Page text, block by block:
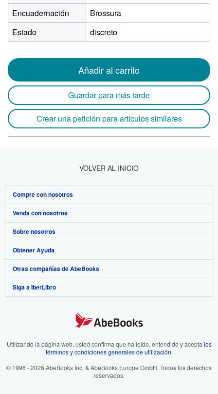
Encuadernación
Brossura
Estado
discreto
Añadir al carrito
Guardar para más tarde
Crear una petición para artículos similares
VOLVER AL INICIO
Compre con nosotros
Búsqueda avanzada
Colecciones
Mi cuenta
Mis pedidos
Ver carrito
Venda con nosotros
Comenzar a vender
Únase a nuestro programa de afiliados
Recomiende un vendedor
Sobre nosotros
Sobre IberLibro
Medios
Empleo
Preferencias de cookies
Aviso de cookies
Obtener Ayuda
Preguntas frecuentes y guías
Atención al Cliente
Otras compañías de AbeBooks
AbeBooks.com
AbeBooks.fr
Siga a IberLibro
Utilizando la página web, usted confirma que ha leído, entendido y acepta los
términos y condiciones generales de utilización.
© 1996 - 2026 AbeBooks Inc. & AbeBooks Europe GmbH. Todos los derechos
reservados.